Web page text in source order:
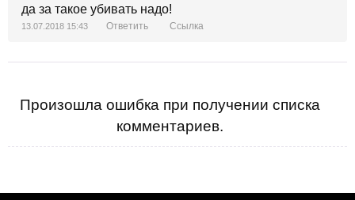
да за такое убивать надо!
13.07.2018 15:43 Ответить Ссылка
Произошла ошибка при получении списка
комментариев.